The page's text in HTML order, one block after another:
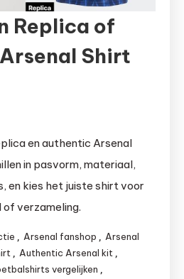
Replica of
Shirt
en authentic Arsenal
in pasvorm, materiaal,
en kies het juiste shirt voor
verzameling.
, Arsenal fanshop , Arsenal
, Authentic Arsenal kit ,
vergelijken ,